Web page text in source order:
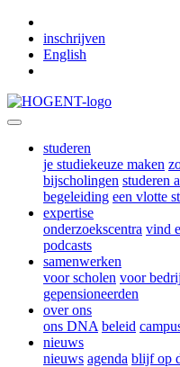
inschrijven
English
studeren
je studiekeuze maken
bijscholingen studeren
begeleiding een vlotte
expertise
onderzoekscentra vind
podcasts
samenwerken
voor scholen voor
gepensioneerden
over ons
ons DNA beleid
nieuws
nieuws agenda blijf op